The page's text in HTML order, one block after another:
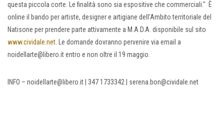
questa piccola corte. Le finalità sono sia espositive che commerciali." È
online il bando per artiste, designer e artigiane dell’Ambito territoriale del
Natisone per prendere parte attivamente a M.A.D.A. disponibile sul sito
www.cividale.net . Le domande dovranno pervenire via email a
noidellarte@libero.it entro e non oltre il 19 maggio.
INFO – noidellarte@libero.it | 347 1733342 | serena.bon@cividale.net